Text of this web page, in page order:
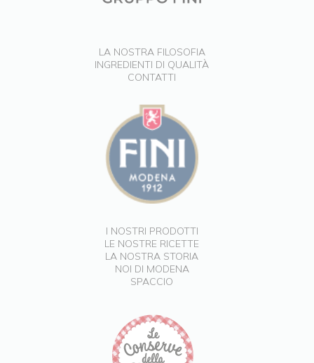
LA NOSTRA FILOSOFIA
INGREDIENTI DI QUALITÀ
CONTATTI
I NOSTRI PRODOTTI
LE NOSTRE RICETTE
LA NOSTRA STORIA
NOI DI MODENA
SPACCIO